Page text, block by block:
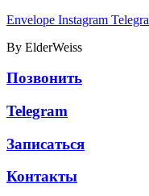
Envelope Instagram
By ElderWeiss
Позвонить
Telegram
Записаться
Контакты